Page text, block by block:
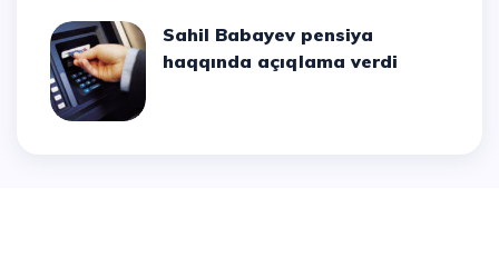
Sahil Babayev pensiya
haqqında açıqlama verdi